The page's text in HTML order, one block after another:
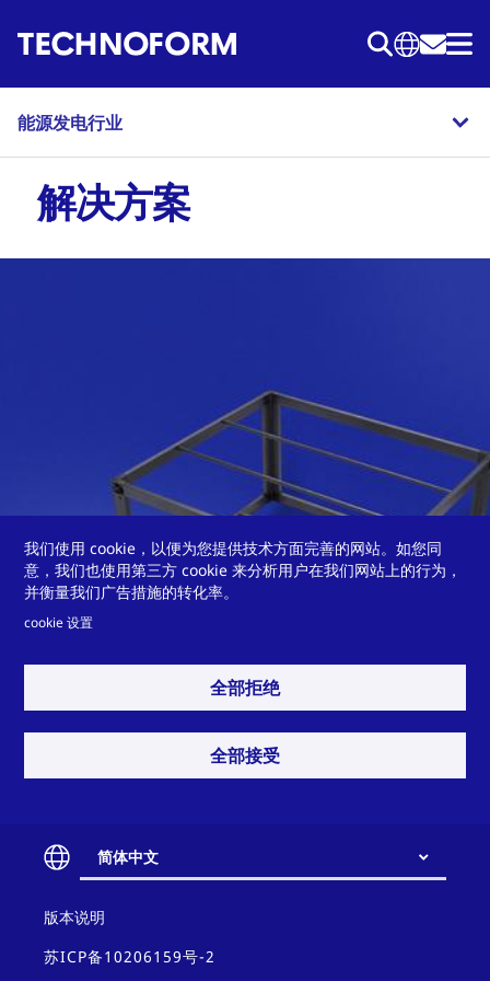
转
主
要
能源发电行业
解决方案
用于烟气应用的耐腐蚀框架系统
您是否需要我们协助应对挑战？
联系方式
我们使用 cookie，以便为您提供技术方面完善的网站。如您同
意，我们也使用第三方 cookie 来分析用户在我们网站上的行为，
并衡量我们广告措施的转化率。
cookie 设置
全部拒绝
全部接受
简体中文
Contact
and
policy
版本说明
苏ICP备10206159号-2